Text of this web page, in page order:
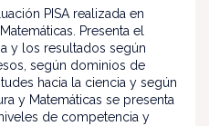
PISA realizada en
Presenta el
y los resultados según
según dominios de
hacia la ciencia y según
y Matemáticas se presenta
de competencia y